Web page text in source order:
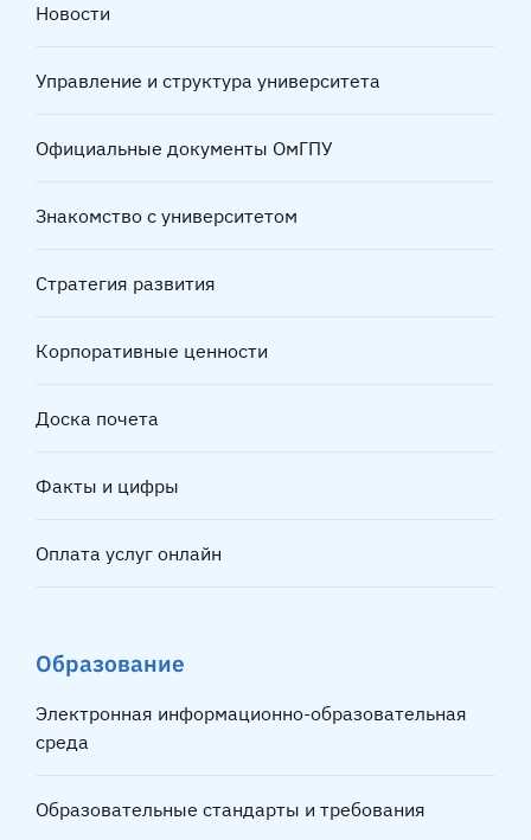
Новости
Управление и структура университета
Официальные документы ОмГПУ
Знакомство с университетом
Стратегия развития
Корпоративные ценности
Доска почета
Факты и цифры
Оплата услуг онлайн
Образование
Электронная информационно-образовательная
среда
Образовательные стандарты и требования